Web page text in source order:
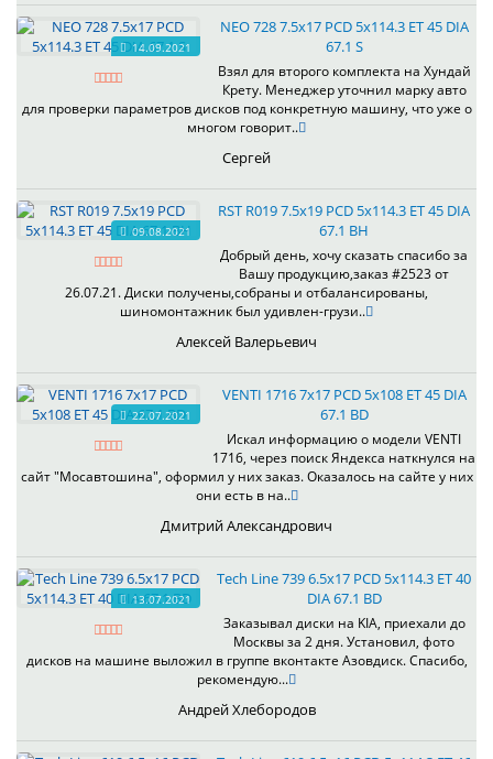
14.09.2021
NEO 728 7.5x17 PCD 5x114.3 ET 45 DIA
67.1 S
Взял для второго комплекта на Хундай
Крету. Менеджер уточнил марку авто
для проверки параметров дисков под конкретную машину, что уже о
многом говорит..
Сергей
09.08.2021
RST R019 7.5x19 PCD 5x114.3 ET 45 DIA
67.1 BH
Добрый день, хочу сказать спасибо за
Вашу продукцию,заказ #2523 от
26.07.21. Диски получены,собраны и отбалансированы,
шиномонтажник был удивлен-грузи..
Алексей Валерьевич
22.07.2021
VENTI 1716 7x17 PCD 5x108 ET 45 DIA
67.1 BD
Искал информацию о модели VENTI
1716, через поиск Яндекса наткнулся на
сайт "Мосавтошина", оформил у них заказ. Оказалось на сайте у них
они есть в на..
Дмитрий Александрович
13.07.2021
Tech Line 739 6.5x17 PCD 5x114.3 ET 40
DIA 67.1 BD
Заказывал диски на KIA, приехали до
Москвы за 2 дня. Установил, фото
дисков на машине выложил в группе вконтакте Азовдиск. Спасибо,
рекомендую...
Андрей Хлебородов